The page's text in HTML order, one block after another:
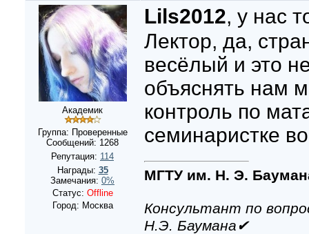
Академик
Группа: Проверенные
Сообщений: 1268
Репутация: 114
Награды: 35
Замечания: 0%
Статус: Offline
Город: Москва
Lils2012, у нас
Лектор, да,
весёлый и это
объяснять нам
контроль по
семинаристке
МГТУ им. Н. Э.
Консультант по
Н.Э. Баумана✔